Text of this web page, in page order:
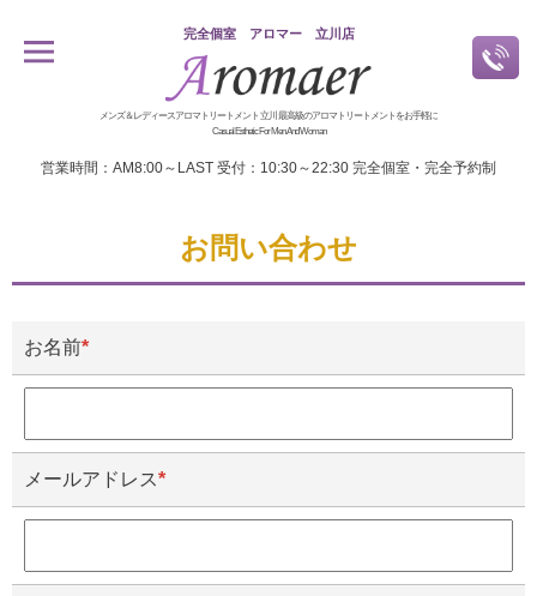
完全個室 アロマー 立川店
メンズ＆レディースアロマトリートメント 立川 最高級のアロマトリートメントをお手軽に
Casual Esthetic For Men And Woman
営業時間：AM8:00～LAST 受付：10:30～22:30 完全個室・完全予約制
お問い合わせ
お名前*
メールアドレス*